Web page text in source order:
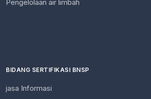
Pengelolaan air limbah
BIDANG SERTIFIKASI BNSP
jasa Informasi